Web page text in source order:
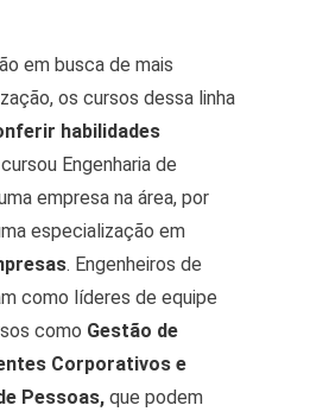
em busca de mais
os cursos dessa linha
habilidades
Engenharia de
empresa na área, por
especialização em
. Engenheiros de
como líderes de equipe
como Gestão de
Corporativos e
Pessoas, que podem